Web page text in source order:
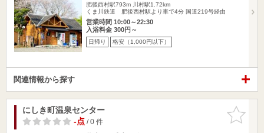
肥後西村駅793m
川村駅1.72km
くま川鉄道 肥後西村駅より車で4分 国道219号経由
営業時間 10:00～22:30
入浴料金 300円～
日帰り 格安（1,000円以下）
関連情報から探す
お気に入
りに追加
にしき町温泉センター
-点/ 0 件